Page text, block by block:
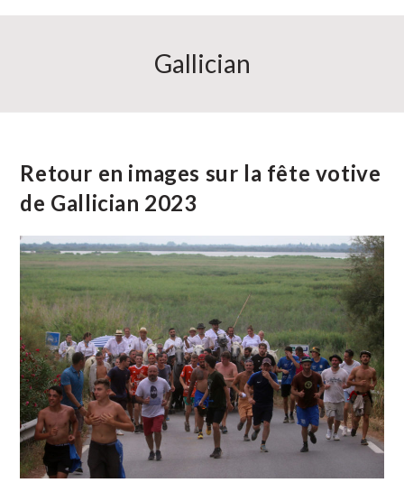
Gallician
Retour en images sur la fête votive
de Gallician 2023